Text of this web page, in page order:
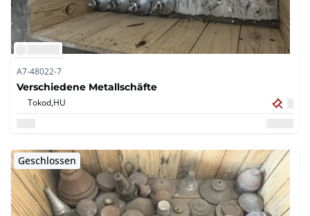
A7-48022-7
Verschiedene Metallschäfte
Tokod,HU
Geschlossen